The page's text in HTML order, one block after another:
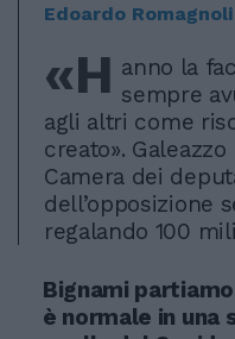
Edoardo Romagnoli
«H anno la
sempre
agli altri come
creato».
Camera dei
dell’opposizione
regalando 100
Bignami
è normale in una